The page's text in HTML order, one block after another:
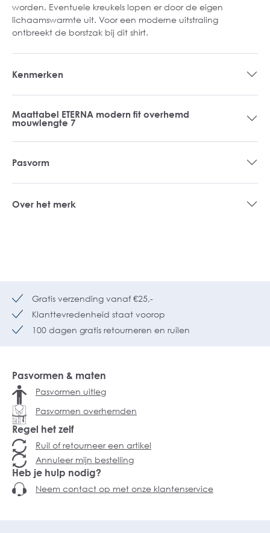
worden. Eventuele kreukels lopen er door de eigen
lichaamswarmte uit. Voor een moderne uitstraling
ontbreekt de borstzak bij dit shirt.
Kenmerken
Maattabel ETERNA modern fit overhemd
mouwlengte 7
Pasvorm
Over het merk
Gratis verzending vanaf €25,-
Klanttevredenheid staat voorop
100 dagen gratis retourneren en ruilen
Pasvormen & maten
Pasvormen uitleg
Pasvormen overhemden
Regel het zelf
Ruil of retourneer een artikel
Annuleer mijn bestelling
Heb je hulp nodig?
Neem contact op met onze klantenservice